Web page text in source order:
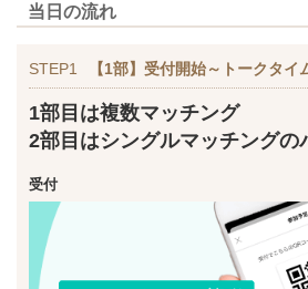
当日の流れ
STEP1 【1部】受付開始～トークタイ
1部目は複数マッチング
2部目はシングルマッチングの
受付